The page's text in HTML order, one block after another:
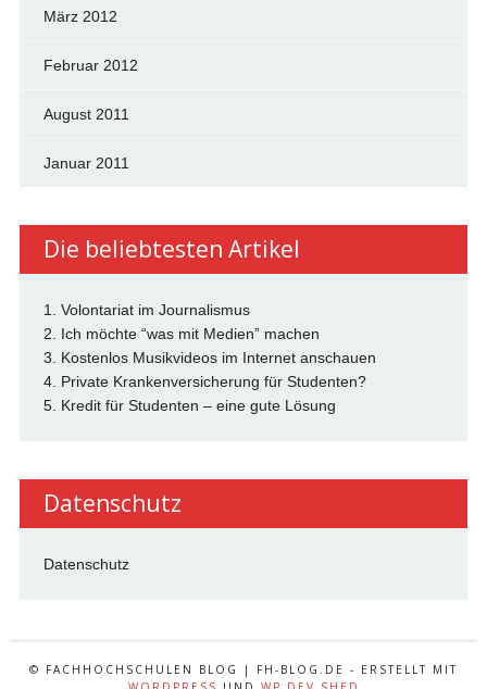
März 2012
Februar 2012
August 2011
Januar 2011
Die beliebtesten Artikel
1. Volontariat im Journalismus
2. Ich möchte “was mit Medien” machen
3. Kostenlos Musikvideos im Internet anschauen
4. Private Krankenversicherung für Studenten?
5. Kredit für Studenten – eine gute Lösung
Datenschutz
Datenschutz
© FACHHOCHSCHULEN BLOG | FH-BLOG.DE - ERSTELLT MIT